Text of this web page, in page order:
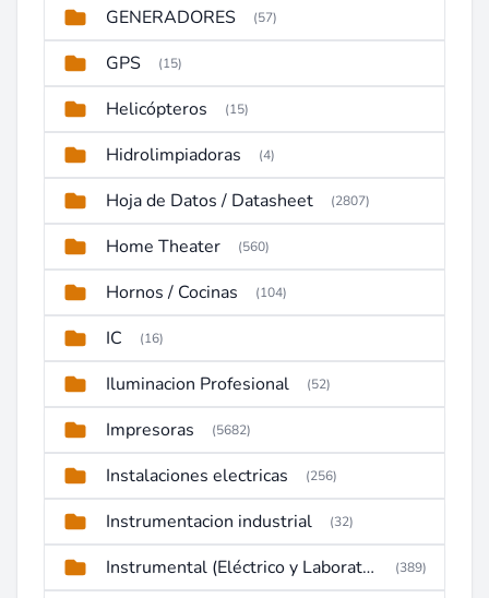
GENERADORES (57)
GPS (15)
Helicópteros (15)
Hidrolimpiadoras (4)
Hoja de Datos / Datasheet (2807)
Home Theater (560)
Hornos / Cocinas (104)
IC (16)
Iluminacion Profesional (52)
Impresoras (5682)
Instalaciones electricas (256)
Instrumentacion industrial (32)
Instrumental (Eléctrico y Laboratorio) (389)